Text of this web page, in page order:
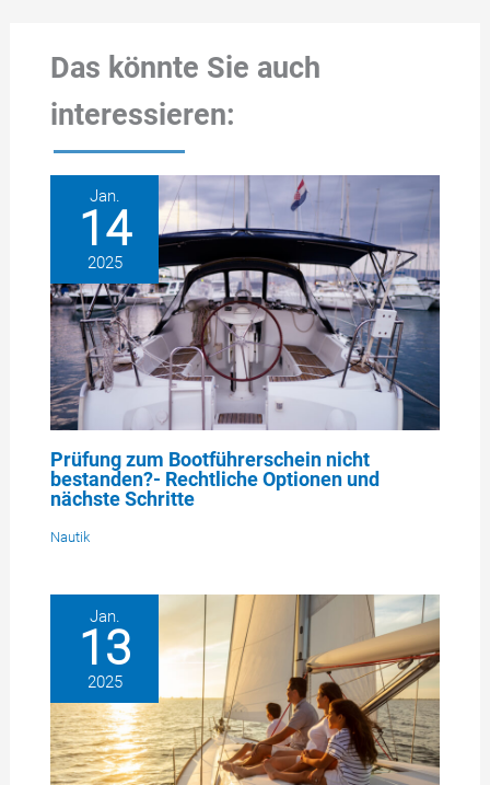
Das könnte Sie auch
interessieren:
Jan.
14
2025
Prüfung zum Bootführerschein nicht
bestanden?- Rechtliche Optionen und
nächste Schritte
Nautik
Jan.
13
2025